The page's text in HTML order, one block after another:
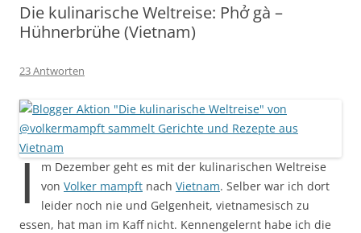
Die kulinarische Weltreise: Phở gà –
Hühnerbrühe (Vietnam)
23 Antworten
I m Dezember geht es mit der kulinarischen Weltreise
von Volker mampft nach Vietnam. Selber war ich dort
leider noch nie und Gelgenheit, vietnamesisch zu
essen, hat man im Kaff nicht. Kennengelernt habe ich die